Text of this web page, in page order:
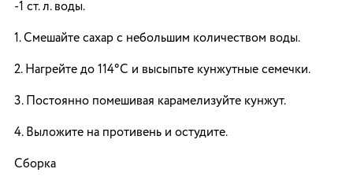
-1 ст. л. воды.
1. Смешайте сахар с небольшим количеством воды.
2. Нагрейте до 114°C и высыпьте кунжутные семечки.
3. Постоянно помешивая карамелизуйте кунжут.
4. Выложите на противень и остудите.
Сборка